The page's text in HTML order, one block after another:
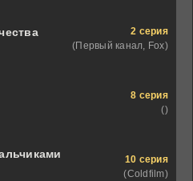
2 серия
(Первый канал, Fox)
8 серия
()
10 серия
(Coldfilm)